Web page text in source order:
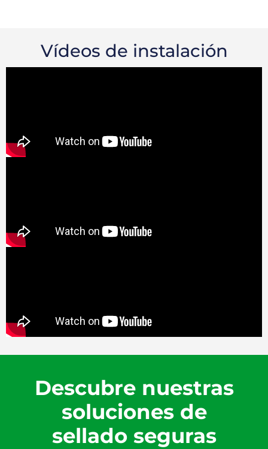
Vídeos de instalación
Descubre nuestras
soluciones de
sellado seguras